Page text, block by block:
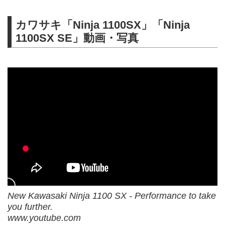
カワサキ「Ninja 1100SX」「Ninja
1100SX SE」動画・写真
New Kawasaki Ninja 1100 SX - Performance to take
you further.
www.youtube.com